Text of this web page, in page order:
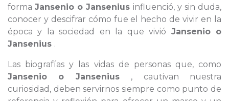
forma Jansenio o Jansenius influenció, y sin duda,
conocer y descifrar cómo fue el hecho de vivir en la
época y la sociedad en la que vivió Jansenio o
Jansenius .
Las biografías y las vidas de personas que, como
Jansenio o Jansenius , cautivan nuestra
curiosidad, deben servirnos siempre como punto de